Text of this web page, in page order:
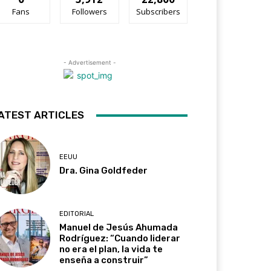
Fans Followers Subscribers
- Advertisement -
ARTICLES
EEUU
Dra. Gina Goldfeder
EDITORIAL
Manuel de Jesús Ahumada
Rodríguez: “Cuando liderar
no era el plan, la vida te
enseña a construir”